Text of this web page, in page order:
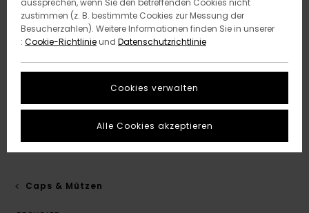
Caps & Mützen
aussprechen, wenn Sie den betreffenden Cookies nicht
zustimmen (z. B. bestimmte Cookies zur Messung der
Besucherzahlen). Weitere Informationen finden Sie in unserer
: Cookie-Richtlinieund Datenschutzrichtlinie
Cookies verwalten
Alle Cookies akzeptieren